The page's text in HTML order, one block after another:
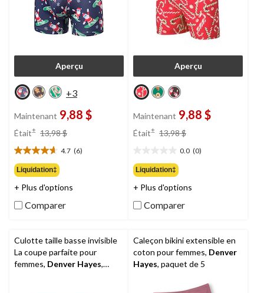
Aperçu
+3
Maintenant 9,88 $
Était± 13,98 $
13,98 $
4.7 (6)
4.7
étoile(s)
sur
5.
6
évaluations
Liquidation‡
+ Plus d'options
Comparer
Aperçu
Maintenant 9,88 $
Était± 13,98 $
13,98 $
0.0 (0)
étoile(s)
sur
5.
Liquidation‡
+ Plus d'options
Comparer
Culotte taille basse invisible
La coupe parfaite pour
femmes, Denver Hayes,
Caleçon bikini extensible en
coton pour femmes, Denver
Hayes, paquet de 5